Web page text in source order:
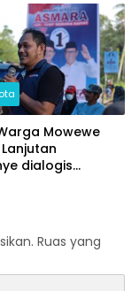
Mowewe
dialogis
Ruas yang